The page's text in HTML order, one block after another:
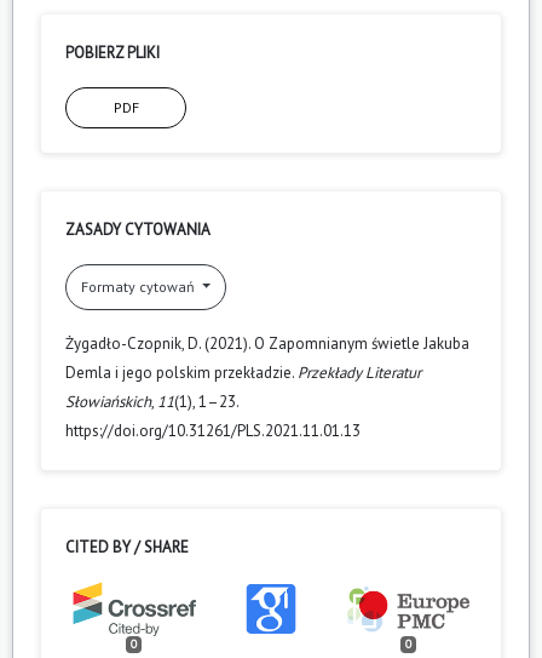
POBIERZ PLIKI
PDF
ZASADY CYTOWANIA
Formaty cytowań
Żygadło-Czopnik, D. (2021). O Zapomnianym świetle Jakuba
Demla i jego polskim przekładzie. Przekłady Literatur
Słowiańskich, 11(1), 1–23.
https://doi.org/10.31261/PLS.2021.11.01.13
CITED BY / SHARE
0 0